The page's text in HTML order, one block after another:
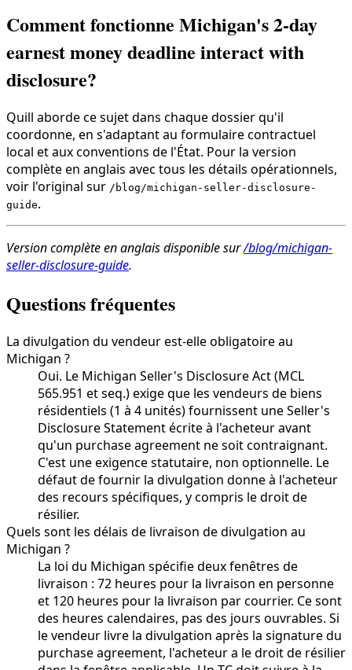
Comment fonctionne Michigan's 2-day
earnest money deadline interact with
disclosure?
Quill aborde ce sujet dans chaque dossier qu'il
coordonne, en s'adaptant au formulaire contractuel
local et aux conventions de l'État. Pour la version
complète en anglais avec tous les détails opérationnels,
voir l'original sur /blog/michigan-seller-disclosure-
guide.
Version complète en anglais disponible sur/blog/michigan-
seller-disclosure-guide.
Questions fréquentes
La divulgation du vendeur est-elle obligatoire au
Michigan ?
Oui. Le Michigan Seller's Disclosure Act (MCL
565.951 et seq.) exige que les vendeurs de biens
résidentiels (1 à 4 unités) fournissent une Seller's
Disclosure Statement écrite à l'acheteur avant
qu'un purchase agreement ne soit contraignant.
C'est une exigence statutaire, non optionnelle. Le
défaut de fournir la divulgation donne à l'acheteur
des recours spécifiques, y compris le droit de
résilier.
Quels sont les délais de livraison de divulgation au
Michigan ?
La loi du Michigan spécifie deux fenêtres de
livraison : 72 heures pour la livraison en personne
et 120 heures pour la livraison par courrier. Ce sont
des heures calendaires, pas des jours ouvrables. Si
le vendeur livre la divulgation après la signature du
purchase agreement, l'acheteur a le droit de résilier